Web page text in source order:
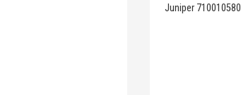
Juniper 710010580